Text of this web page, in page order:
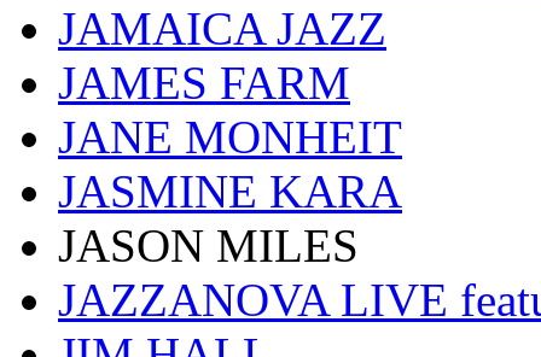
JAMAICA JAZZ
JAMES FARM
JANE MONHEIT
JASMINE KARA
JASON MILES
JAZZANOVA LIVE